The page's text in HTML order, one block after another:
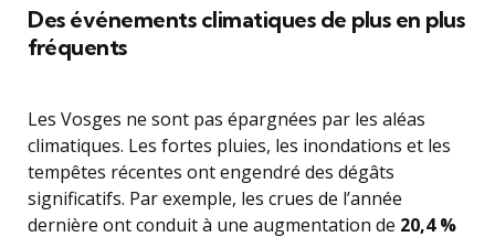
Des événements climatiques de plus en plus
fréquents
Les Vosges ne sont pas épargnées par les aléas
climatiques. Les fortes pluies, les inondations et les
tempêtes récentes ont engendré des dégâts
significatifs. Par exemple, les crues de l’année
dernière ont conduit à une augmentation de 20,4 %